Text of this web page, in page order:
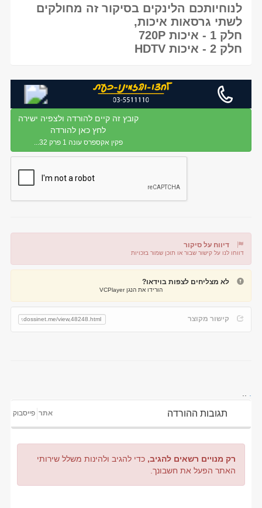
לנוחיותכם הלינקים בסיקור זה מחולקים
לשתי גרסאות איכות,
חלק 1 - איכות 720P
חלק 2 - איכות HDTV
קובץ זה קיים להורדה ולצפיה ישירה
לחץ כאן להורדה
פקין אקספרס עונה 1 פרק 32...
דיווח על סיקור
דווחו לנו על קישור שבור או תוכן שמור בזכויות
דיווח על קישור שבור
לא מצליחים לצפות בוידאו?
הורידו את הנגן VCPlayer
קישור מקוצר
תגובות ההורדה אתר פייסבוק
רק מנויים רשאים להגיב, כדי להגיב ולהינות משלל שירותי
האתר הפעל את חשבונך.